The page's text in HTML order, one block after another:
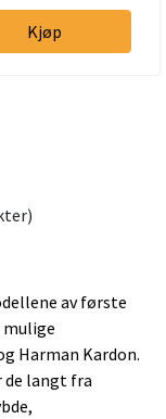
Kjøp
av første
Harman Kardon.
de langt fra